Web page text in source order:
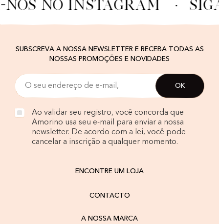
NOS NO INSTAGRAM ·
SUBSCREVA A NOSSA NEWSLETTER E RECEBA TODAS AS
NOSSAS PROMOÇÕES E NOVIDADES
Ao validar seu registro, você concorda que
Amorino usa seu e-mail para enviar a nossa
newsletter. De acordo com a lei, você pode
cancelar a inscrição a qualquer momento.
ENCONTRE UM LOJA
CONTACTO
A NOSSA MARCA